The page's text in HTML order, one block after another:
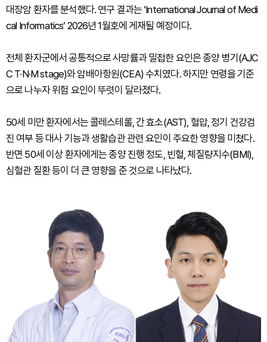
대장암 환자를 분석했다. 연구 결과는 ‘International Journal of Medi
cal Informatics’ 2026년 1월호에 게재될 예정이다.
전체 환자군에서 공통적으로 사망률과 밀접한 요인은 종양 병기(AJC
C T·N·M stage)와 암배아항원(CEA) 수치였다. 하지만 연령을 기준
으로 나누자 위험 요인이 뚜렷이 달라졌다.
50세 미만 환자에서는 콜레스테롤, 간 효소(AST), 혈압, 정기 건강검
진 여부 등 대사 기능과 생활습관 관련 요인이 주요한 영향을 미쳤다.
반면 50세 이상 환자에게는 종양 진행 정도, 빈혈, 체질량지수(BMI),
심혈관 질환 등이 더 큰 영향을 준 것으로 나타났다.